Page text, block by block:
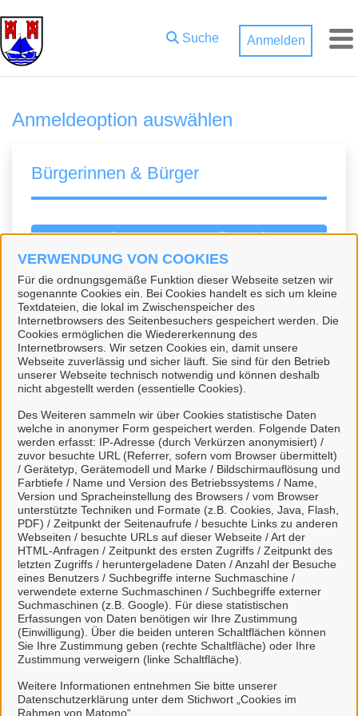
Zum Hauptinhalt springen
VERWENDUNG VON COOKIES
Für die ordnungsgemäße Funktion dieser Webseite setzen wir
sogenannte Cookies ein. Bei Cookies handelt es sich um kleine
Textdateien, die lokal im Zwischenspeicher des
Internetbrowsers des Seitenbesuchers gespeichert werden. Die
Cookies ermöglichen die Wiedererkennung des
Internetbrowsers. Wir setzen Cookies ein, damit unsere
Webseite zuverlässig und sicher läuft. Sie sind für den Betrieb
unserer Webseite technisch notwendig und können deshalb
nicht abgestellt werden (essentielle Cookies).
Des Weiteren sammeln wir über Cookies statistische Daten
welche in anonymer Form gespeichert werden. Folgende Daten
werden erfasst: IP-Adresse (durch Verkürzen anonymisiert) /
zuvor besuchte URL (Referrer, sofern vom Browser übermittelt)
/ Gerätetyp, Gerätemodell und Marke / Bildschirmauflösung und
Farbtiefe / Name und Version des Betriebssystems / Name,
Version und Spracheinstellung des Browsers / vom Browser
unterstützte Techniken und Formate (z.B. Cookies, Java, Flash,
PDF) / Zeitpunkt der Seitenaufrufe / besuchte Links zu anderen
Webseiten / besuchte URLs auf dieser Webseite / Art der
HTML-Anfragen / Zeitpunkt des ersten Zugriffs / Zeitpunkt des
letzten Zugriffs / heruntergeladene Daten / Anzahl der Besuche
eines Benutzers / Suchbegriffe interne Suchmaschine /
verwendete externe Suchmaschinen / Suchbegriffe externer
Suchmaschinen (z.B. Google). Für diese statistischen
Erfassungen von Daten benötigen wir Ihre Zustimmung
(Einwilligung). Über die beiden unteren Schaltflächen können
Sie Ihre Zustimmung geben (rechte Schaltfläche) oder Ihre
Zustimmung verweigern (linke Schaltfläche).
Weitere Informationen entnehmen Sie bitte unserer
Datenschutzerklärung unter dem Stichwort „Cookies im
Rahmen von Matomo“.
Suche Anmelden
Anmeldeoption auswählen
Bürgerinnen & Bürger
BundID-Konto erstellen oder
anmelden
Die BundID ist ein zentrales Konto zur
Identifizierung für Bürgerinnen und Bürger. Sie
können sich kostenlos registrieren. Mit einem
BundID-Konto können Sie sich in unserem Portal
anmelden.
Mit einem Klick auf "BundID-Konto erstellen oder
anmelden" haben Sie die
Datenschutzbestimmungen
zur Kenntnis
genommen und willigen der Übermittlung ihrer
Daten aus dem BundID-Konto an das Bürgerportal
Moormerland ein.
Erklärvideo zur Nutzung der BundID
Mit Klick aufAnzeigen des Videoswird Ihnen
das Video angezeigt und Ihre IP-Adresse
wird anhttps://www.youtube.comübermittelt.
Nähere Informationen entnehmen Sie
unsererDatenschutzerklärung
So funktioniert´s: